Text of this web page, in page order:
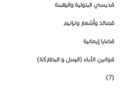
قديسي البتولية والرهبنة
قصائد وأشعار وترانيم
قضايا إيمانية
قوانين الآباء (الرسل و البطاركة)
(7)